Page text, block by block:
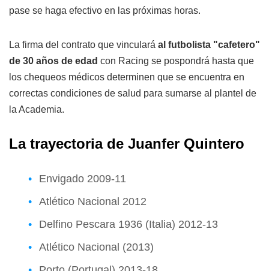
pase se haga efectivo en las próximas horas.
La firma del contrato que vinculará al futbolista "cafetero"
de 30 años de edad con Racing se pospondrá hasta que
los chequeos médicos determinen que se encuentra en
correctas condiciones de salud para sumarse al plantel de
la Academia.
La trayectoria de Juanfer Quintero
Envigado 2009-11
Atlético Nacional 2012
Delfino Pescara 1936 (Italia) 2012-13
Atlético Nacional (2013)